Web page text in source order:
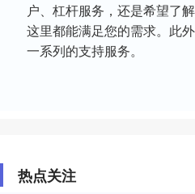
户、杠杆服务，还是希望了
这里都能满足您的需求。此
一系列的支持服务。
热点关注